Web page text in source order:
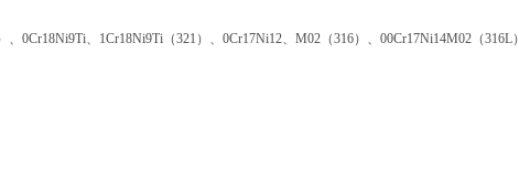
0Cr18Ni9Ti、1Cr18Ni9Ti（321）、0Cr17Ni12、M02（316）、00Cr17Ni14M02（316L）